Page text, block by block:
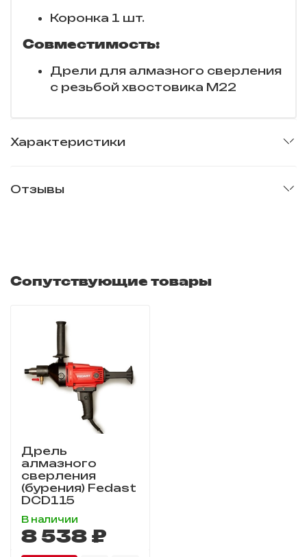
Коронка 1 шт.
Совместимость:
Дрели для алмазного сверления
с резьбой хвостовика M22
Характеристики
Отзывы
Сопутствующие товары
Дрель
алмазного
сверления
(бурения) Fedast
DCD115
В наличии
8 538 ₽